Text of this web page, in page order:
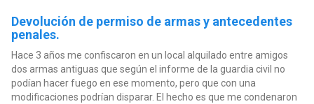
Devolución de permiso de armas y antecedentes
penales.
Hace 3 años me confiscaron en un local alquilado entre amigos
dos armas antiguas que según el informe de la guardia civil no
podían hacer fuego en ese momento, pero que con una
modificaciones podrían disparar. El hecho es que me condenaron